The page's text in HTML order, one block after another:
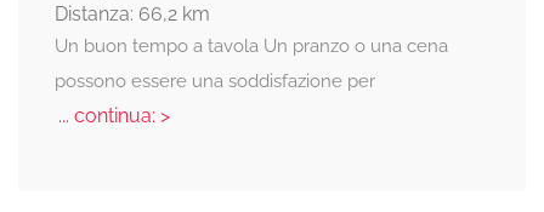
Distanza: 66,2 km
Un buon tempo a tavola Un pranzo o una cena
possono essere una soddisfazione per
... continua: >